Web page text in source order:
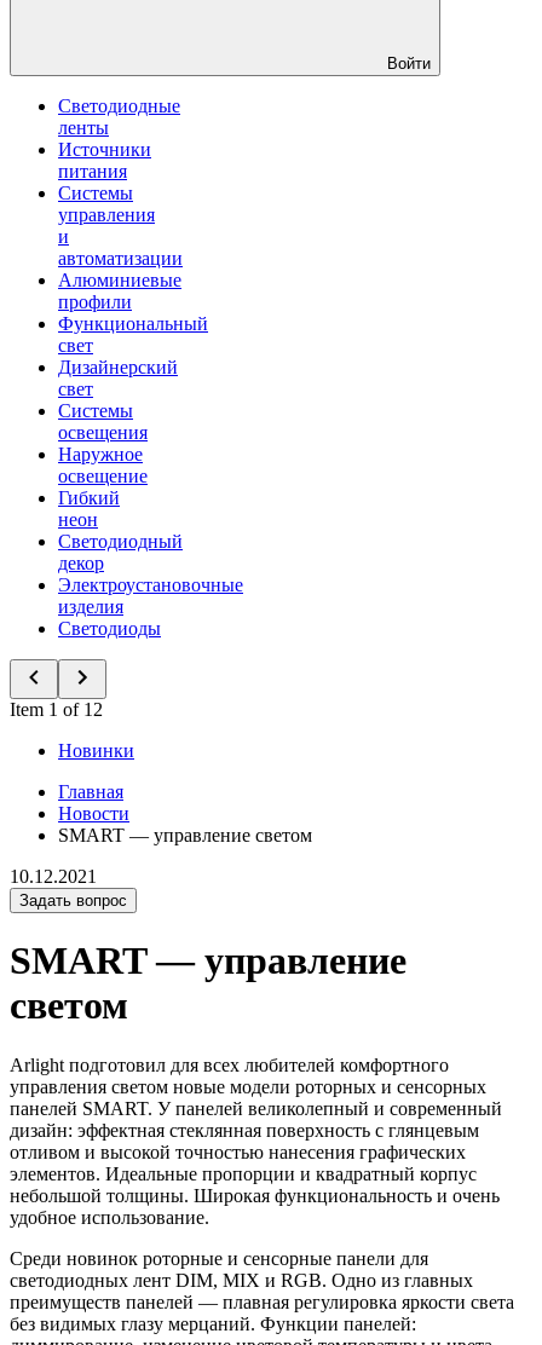
Войти
Светодиодные
ленты
Источники
питания
Системы
управления
и
автоматизации
Алюминиевые
профили
Функциональный
свет
Дизайнерский
свет
Системы
освещения
Наружное
освещение
Гибкий
неон
Светодиодный
декор
Электроустановочные
изделия
Светодиоды
Item 1 of 12
Новинки
Главная
Новости
SMART — управление светом
10.12.2021
Задать вопрос
SMART — управление
светом
Arlight подготовил для всех любителей комфортного
управления светом новые модели роторных и сенсорных
панелей SMART. У панелей великолепный и современный
дизайн: эффектная стеклянная поверхность с глянцевым
отливом и высокой точностью нанесения графических
элементов. Идеальные пропорции и квадратный корпус
небольшой толщины. Широкая функциональность и очень
удобное использование.
Среди новинок роторные и сенсорные панели для
светодиодных лент DIM, MIX и RGB. Одно из главных
преимуществ панелей — плавная регулировка яркости света
без видимых глазу мерцаний. Функции панелей: